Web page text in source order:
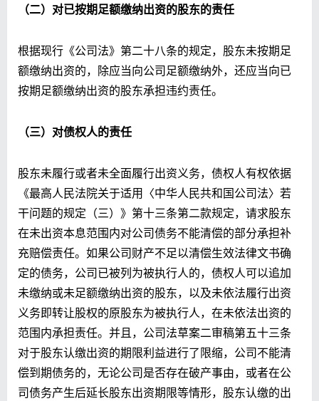
（二）对已按期足额缴纳出资的股东的责任
根据现行《公司法》第二十八条的规定，股东未按期足
额缴纳出资的，除应当向公司足额缴纳外，还应当向已
按期足额缴纳出资的股东承担违约责任。
（三）对债权人的责任
股东未履行或者未全面履行出资义务，债权人有权依据
《最高人民法院关于适用〈中华人民共和国公司法〉若
干问题的规定（三）》第十三条第二款规定，请求股东
在未出资本息范围内对公司债务不能清偿的部分承担补
充赔偿责任。如果公司财产不足以清偿生效法律文书确
定的债务，公司已被列为被执行人的，债权人可以追加
未缴纳或未足额缴纳出资的股东，以及未依法履行出资
义务即转让股权的原股东为被执行人，在未依法出资的
范围内承担责任。并且，公司法草案二审稿第五十三条
对于股东认缴出资的期限利益进行了限缩，公司不能清
偿到期债务的，无论公司是否存在破产事由，或者在公
司债务产生后延长股东出资期限等情形，股东认缴的出